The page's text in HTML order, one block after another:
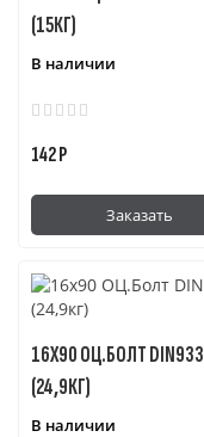
(15КГ)
В наличии
142 Р
Заказать
16Х90 ОЦ.БОЛТ DIN933
(24,9КГ)
В наличии